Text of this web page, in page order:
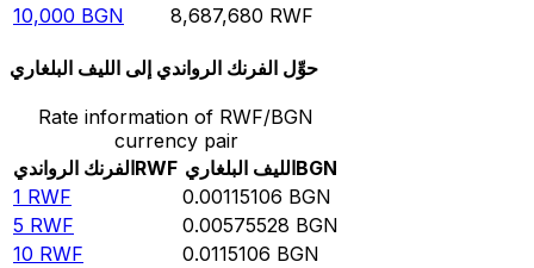
10,000 BGN 8,687,680 RWF
حوِّل الفرنك الرواندي إلى الليف البلغاري
Rate information of RWF/BGN
currency pair
الفرنك الروانديRWF الليف البلغاريBGN
1 RWF 0.00115106 BGN
5 RWF 0.00575528 BGN
10 RWF 0.0115106 BGN